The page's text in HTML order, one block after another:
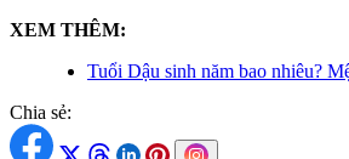
XEM THÊM:
Tuổi Dậu sinh năm bao nhiêu?
Chia sẻ: